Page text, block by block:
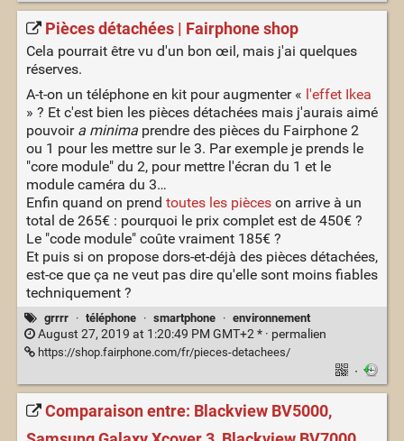
Pièces détachées | Fairphone shop
Cela pourrait être vu d'un bon œil, mais j'ai quelques
réserves.
A-t-on un téléphone en kit pour augmenter « l'effet Ikea
» ? Et c'est bien les pièces détachées mais j'aurais aimé
pouvoir a minimaprendre des pièces du Fairphone 2
ou 1 pour les mettre sur le 3. Par exemple je prends le
"core module" du 2, pour mettre l'écran du 1 et le
module caméra du 3…
Enfin quand on prend toutes les pièceson arrive à un
total de 265€ : pourquoi le prix complet est de 450€ ?
Le "code module" coûte vraiment 185€ ?
Et puis si on propose dors-et-déjà des pièces détachées,
est-ce que ça ne veut pas dire qu'elle sont moins fiables
techniquement ?
grrrr · téléphone · smartphone · environnement
August 27, 2019 at 1:20:49 PM GMT+2 * · permalien
https://shop.fairphone.com/fr/pieces-detachees/
·
Comparaison entre: Blackview BV5000,